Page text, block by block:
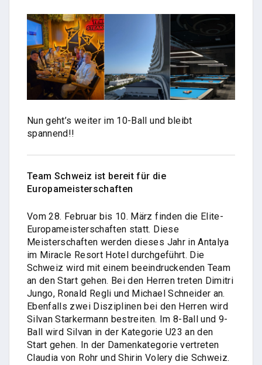
Nun geht’s weiter im 10-Ball und bleibt
spannend!!
Team Schweiz ist bereit für die
Europameisterschaften
Vom 28. Februar bis 10. März finden die Elite-
Europameisterschaften statt. Diese
Meisterschaften werden dieses Jahr in Antalya
im Miracle Resort Hotel durchgeführt. Die
Schweiz wird mit einem beeindruckenden Team
an den Start gehen. Bei den Herren treten Dimitri
Jungo, Ronald Regli und Michael Schneider an.
Ebenfalls zwei Disziplinen bei den Herren wird
Silvan Starkermann bestreiten. Im 8-Ball und 9-
Ball wird Silvan in der Kategorie U23 an den
Start gehen. In der Damenkategorie vertreten
Claudia von Rohr und Shirin Volery die Schweiz.